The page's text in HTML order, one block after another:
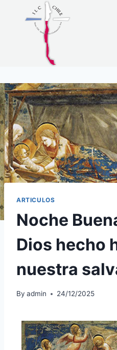
ARTICULOS
Noche
Dios hecho
nuestra
By admin 24/12/2025